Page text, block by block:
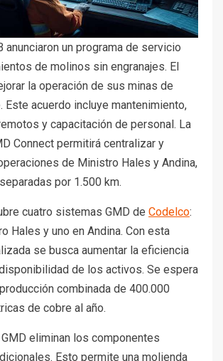
anunciaron un programa de servicio
de molinos sin engranajes. El
la operación de sus minas de
Este acuerdo incluye mantenimiento,
y capacitación de personal. La
Connect permitirá centralizar y
de Ministro Hales y Andina,
por 1.500 km.
cuatro sistemas GMD de Codelco:
Hales y uno en Andina. Con esta
se busca aumentar la eficiencia
de los activos. Se espera
combinada de 400.000
de cobre al año.
eliminan los componentes
Esto permite una molienda